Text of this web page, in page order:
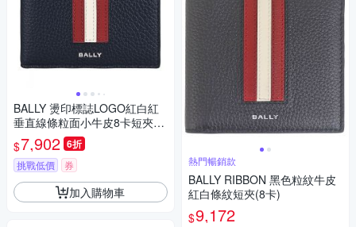
BALLY 燙印標誌LOGO紅白紅
垂直線條粒面小牛皮8卡短夾
(海軍藍)
$7,902 6折
挑戰低價 券
加入購物車
熱門暢銷款
BALLY RIBBON 黑色粒紋牛皮
紅白條紋短夾(8卡)
$9,172